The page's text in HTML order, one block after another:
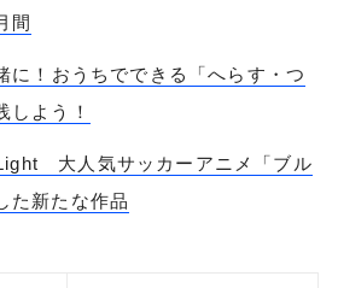
間
に！おうちでできる「へらす・つ
しよう！
大人気サッカーアニメ「ブル
た新たな作品